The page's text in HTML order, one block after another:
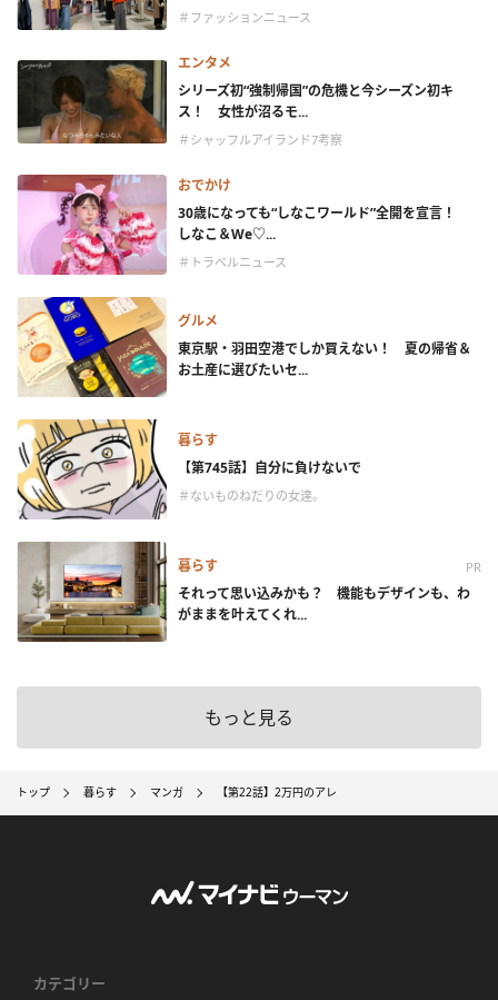
＃ファッションニュース
エンタメ
シリーズ初“強制帰国”の危機と今シーズン初キ
ス！ 女性が沼るモ...
＃シャッフルアイランド7考察
おでかけ
30歳になっても“しなこワールド”全開を宣言！
しなこ＆We♡...
＃トラベルニュース
グルメ
東京駅・羽田空港でしか買えない！ 夏の帰省＆
お土産に選びたいセ...
暮らす
【第745話】自分に負けないで
＃ないものねだりの女達。
暮らす PR
それって思い込みかも？ 機能もデザインも、わ
がままを叶えてくれ...
もっと見る
トップ 暮らす マンガ 【第22話】2万円のアレ
カテゴリー